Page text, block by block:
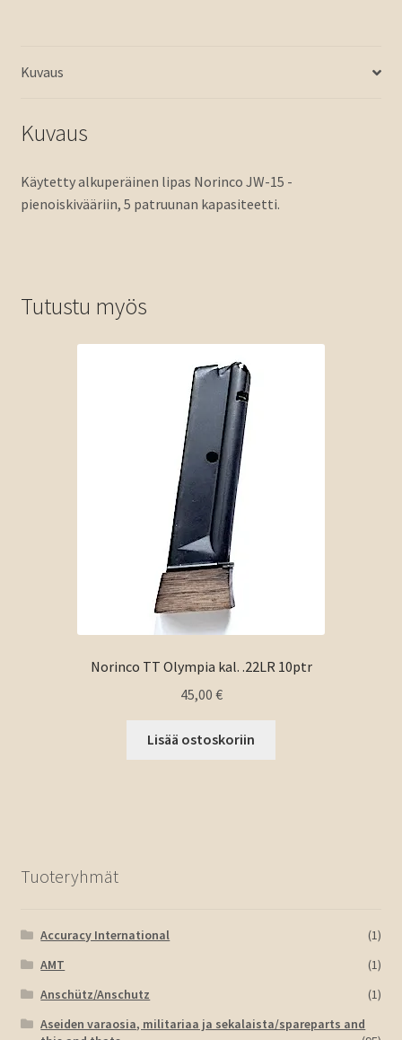
Kuvaus
Kuvaus
Käytetty alkuperäinen lipas Norinco JW-15 -
pienoiskivääriin, 5 patruunan kapasiteetti.
Tutustu myös
Norinco TT Olympia kal. .22LR 10ptr
45,00 €
Lisää ostoskoriin
Tuoteryhmät
Accuracy International
(1)
AMT
(1)
Anschütz/Anschutz
(1)
Aseiden varaosia, militariaa ja sekalaista/spareparts and